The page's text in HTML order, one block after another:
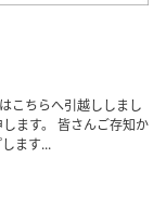
こちらへ引越ししまし
ます。 皆さんご存知か
ます...